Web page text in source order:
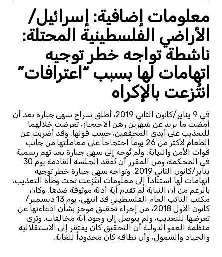
معلومات إضافية: إسرائيل/
الأراضي الفلسطينية المحتلة:
ناشطة تواجه خطر توجيه
اتهامات لها بسبب “اعترافات”
انتُزعت بالإكراه
في 9 يناير/كانون الثاني 2019، أُطلق سراح سهى جبارة بعد أن
أمضت ما يزيد عن شهرين رهن الاحتجاز، تعرضت خلالهما
للتعذيب على أيدي المحققين، حسب قولها. وقد أضربت عن
الطعام لأكثر من 26 يوماً احتجاجاً على معاملتها من جانب
قوات الأمن والنيابة. ولم تُوجه إلى سهى جبارة بعد تهم رسمية
في المحكمة، ومن المقرر أن تُعقد الجلسة القادمة يوم 30
يناير/كانون الثاني 2019. وتواجه سهى جبارة خطر توجيه
اتهامات لها استناداً إلى معلومات انتُزعت تحت وطأة التعذيب،
بالرغم من أن النيابة لم تقدم أية أدلة موثوقة ضدها. وكان
مكتب النائب العام الفلسطيني قد انتهى، يوم 13 ديسمبر/
كانون الأول 2018، من إجراء تحقيق موجز بشأن ادعاءتها عن
تعرضها للتعذيب، ولم يتوصل إلى وجود أية مخالفات. وترى
منظمة العفو الدولية أن التحقيق كان يفتقر إلى الاستقلالية
والحياد والشمول، وأن نطاقه كان محدوداً للغاية.